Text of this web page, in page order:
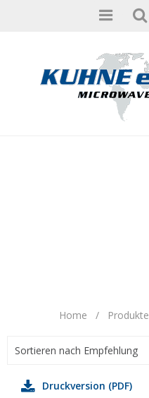
Home / Produkte
Sortieren nach Empfehlung
Druckversion (PDF)